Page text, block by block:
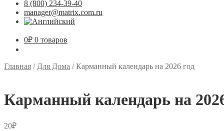
8 (800) 234-39-40
manager@matrix.com.ru
0₽ 0 товаров
Главная / Для Дома /Карманный календарь на 2026 год
Карманный календарь на
20₽